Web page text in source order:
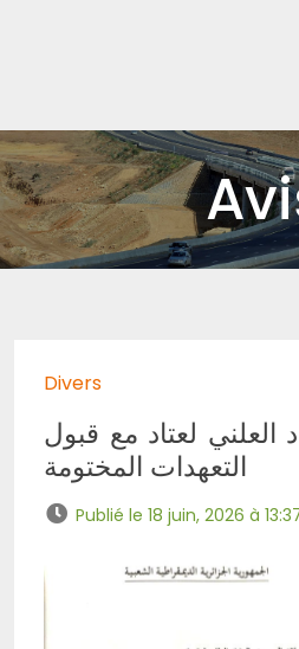
Divers
العلني لعتاد مع قبول
التعهدات المختومة
Publié le 18 juin, 2026 à